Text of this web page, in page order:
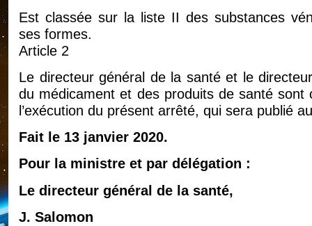
Est classée sur la liste II des substances
ses formes.
Article 2
Le directeur général de la santé et le
du médicament et des produits de santé
l’exécution du présent arrêté, qui sera publié
Fait le 13 janvier 2020.
Pour la ministre et par délégation :
Le directeur général de la santé,
J. Salomon